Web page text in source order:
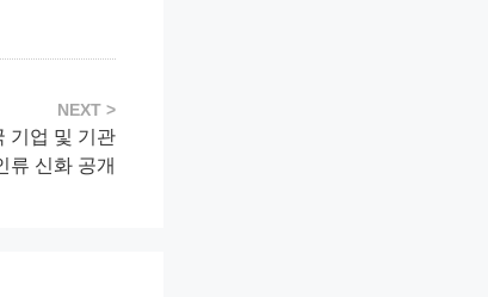
기업 및 기관
류 신화 공개